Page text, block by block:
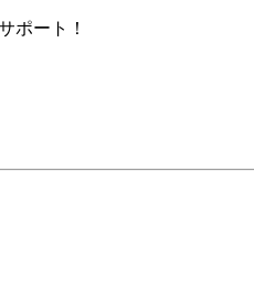
ポート！